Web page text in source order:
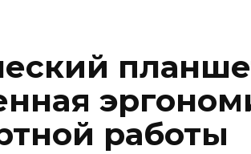
работы